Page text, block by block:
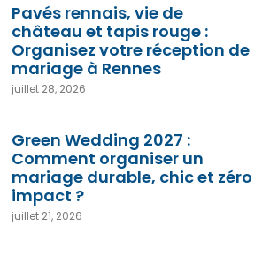
Pavés rennais, vie de
château et tapis rouge :
Organisez votre réception de
mariage à Rennes
juillet 28, 2026
Green Wedding 2027 :
Comment organiser un
mariage durable, chic et zéro
impact ?
juillet 21, 2026